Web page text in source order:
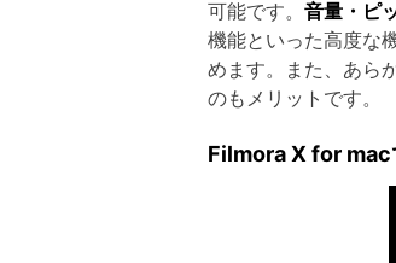
可能です。 音量・ピ
機能といった高度な
めます。また、あら
のもメリットです。
Filmora X for mac